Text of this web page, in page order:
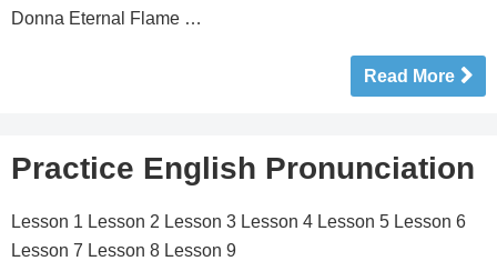
Donna Eternal Flame …
Read More
Practice English Pronunciation
Lesson 1 Lesson 2 Lesson 3 Lesson 4 Lesson 5 Lesson 6
Lesson 7 Lesson 8 Lesson 9